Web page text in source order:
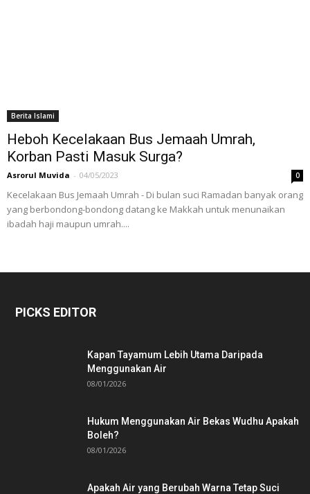
Berita Islami
Heboh Kecelakaan Bus Jemaah Umrah,
Korban Pasti Masuk Surga?
Asrorul Muvida - 04/05/2023 0
Kecelakaan Bus Jemaah Umrah - Di bulan suci Ramadan banyak orang
yang berbondong-bondong datang ke Makkah untuk menunaikan
ibadah haji maupun umrah....
PICKS EDITOR
Kapan Tayamum Lebih Utama Daripada
Menggunakan Air
08/01/2026
Hukum Menggunakan Air Bekas Wudhu Apakah
Boleh?
08/01/2026
Apakah Air yang Berubah Warna Tetap Suci